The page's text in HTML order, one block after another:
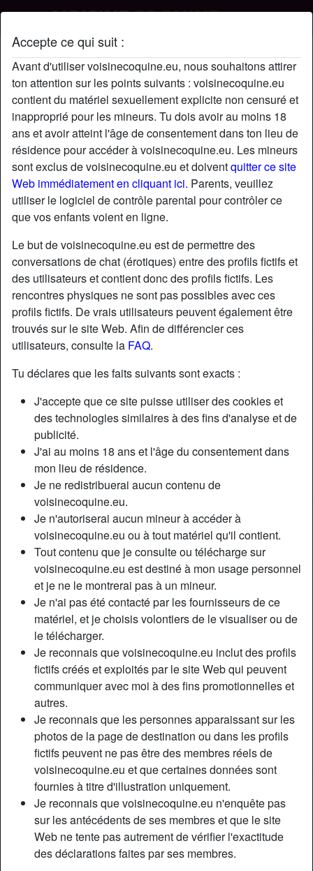
Accepte ce qui suit :
Avant d'utiliser voisinecoquine.eu, nous souhaitons attirer
ton attention sur les points suivants : voisinecoquine.eu
contient du matériel sexuellement explicite non censuré et
inapproprié pour les mineurs. Tu dois avoir au moins 18
ans et avoir atteint l'âge de consentement dans ton lieu de
résidence pour accéder à voisinecoquine.eu. Les mineurs
sont exclus de voisinecoquine.eu et doiventquitter ce site
Web immédiatement en cliquant ici. Parents, veuillez
utiliser le logiciel de contrôle parental pour contrôler ce
que vos enfants voient en ligne.
Le but de voisinecoquine.eu est de permettre des
conversations de chat (érotiques) entre des profils fictifs et
des utilisateurs et contient donc des profils fictifs. Les
rencontres physiques ne sont pas possibles avec ces
profils fictifs. De vrais utilisateurs peuvent également être
trouvés sur le site Web. Afin de différencier ces
utilisateurs, consulte la FAQ.
Tu déclares que les faits suivants sont exacts :
J'accepte que ce site puisse utiliser des cookies et
des technologies similaires à des fins d'analyse et de
publicité.
J'ai au moins 18 ans et l'âge du consentement dans
mon lieu de résidence.
Je ne redistribuerai aucun contenu de
voisinecoquine.eu.
Je n'autoriserai aucun mineur à accéder à
voisinecoquine.eu ou à tout matériel qu'il contient.
Tout contenu que je consulte ou télécharge sur
voisinecoquine.eu est destiné à mon usage personnel
et je ne le montrerai pas à un mineur.
Je n'ai pas été contacté par les fournisseurs de ce
matériel, et je choisis volontiers de le visualiser ou de
le télécharger.
Je reconnais que voisinecoquine.eu inclut des profils
fictifs créés et exploités par le site Web qui peuvent
communiquer avec moi à des fins promotionnelles et
autres.
Je reconnais que les personnes apparaissant sur les
photos de la page de destination ou dans les profils
fictifs peuvent ne pas être des membres réels de
voisinecoquine.eu et que certaines données sont
fournies à titre d'illustration uniquement.
Je reconnais que voisinecoquine.eu n'enquête pas
sur les antécédents de ses membres et que le site
Web ne tente pas autrement de vérifier l'exactitude
des déclarations faites par ses membres.
oceanschild's profil
radio_button_checked
starAjouter chatDiscuter !
Nickname:
Oceanschild
Âge:
32
Pays:
France
Département:
Haute-Garonne
Sexe:
Femme
Sexualité:
Hétéro
Relation:
Couleur des cheveux:
Brunette
Couleur des yeux:
Brun
Taille:
160 cm
Poids:
Épilé(e):
Oui
Fumeur(euse):
Non
Description
Je suis Rachel, je me trouve pas mal, mais c’est difficile de
se juger soi-même. Rassurez-vous je ne suis pas vénale,
c’est gratuit pour un plan avec moi, il faut le préciser, on ne